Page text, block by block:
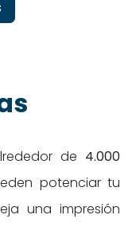
de 4.000
potenciar tu
una impresión